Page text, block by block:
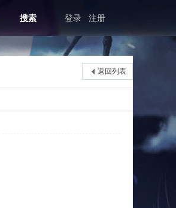
搜索 登录 注册
返回列表